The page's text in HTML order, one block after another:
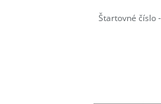
Štartovné číslo